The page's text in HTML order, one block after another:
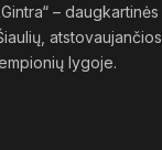
– daugkartinės
atstovaujančios
lygoje.